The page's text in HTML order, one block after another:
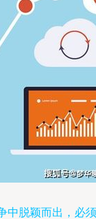
中脱颖而出，必须